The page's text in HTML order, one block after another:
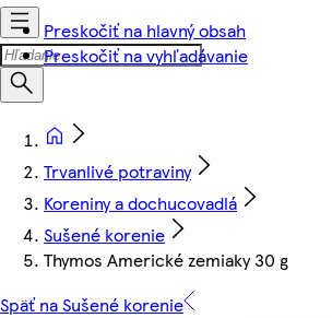
Preskočiť na hlavný obsah
Preskočiť na vyhľadávanie
Trvanlivé potraviny
Koreniny a dochucovadlá
Sušené korenie
Thymos Americké zemiaky 30 g
Späť na Sušené korenie